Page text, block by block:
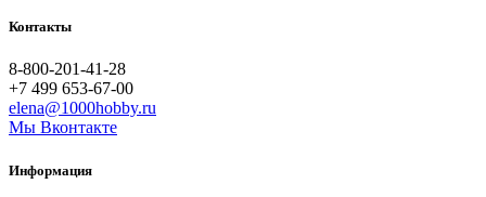
Контакты
8-800-201-41-28
+7 499 653-67-00
elena@1000hobby.ru
Мы Вконтакте
Информация